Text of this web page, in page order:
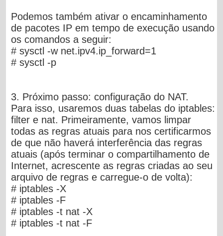
Podemos também ativar o encaminhamento
de pacotes IP em tempo de execução usando
os comandos a seguir:
# sysctl -w net.ipv4.ip_forward=1
# sysctl -p
3. Próximo passo: configuração do NAT.
Para isso, usaremos duas tabelas do iptables:
filter e nat. Primeiramente, vamos limpar
todas as regras atuais para nos certificarmos
de que não haverá interferência das regras
atuais (após terminar o compartilhamento de
Internet, acrescente as regras criadas ao seu
arquivo de regras e carregue-o de volta):
# iptables -X
# iptables -F
# iptables -t nat -X
# iptables -t nat -F